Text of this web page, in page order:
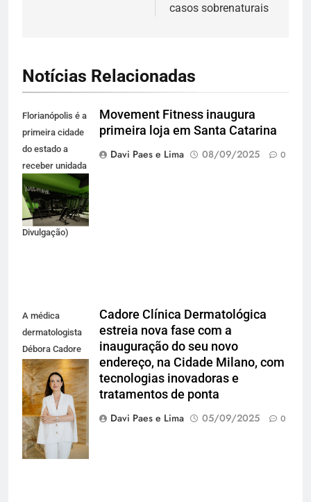
casos sobrenaturais
Notícias Relacionadas
Florianópolis é a
primeira cidade
do estado a
receber unidada
da marca de
equipamentos
(Foto:
Divulgação)
Movement Fitness inaugura
primeira loja em Santa Catarina
Davi Paes e Lima
08/09/2025 0
A médica
dermatologista
Débora Cadore
inaugura nova
clínica no
empreendimento
Cidade Milano
(foto Luna
Zunino)
Cadore Clínica Dermatológica
estreia nova fase com a
inauguração do seu novo
endereço, na Cidade Milano, com
tecnologias inovadoras e
tratamentos de ponta
Davi Paes e Lima
05/09/2025 0